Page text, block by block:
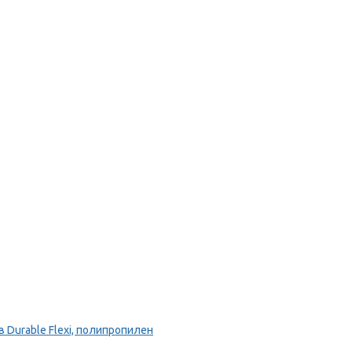
Flexi, полипропилен